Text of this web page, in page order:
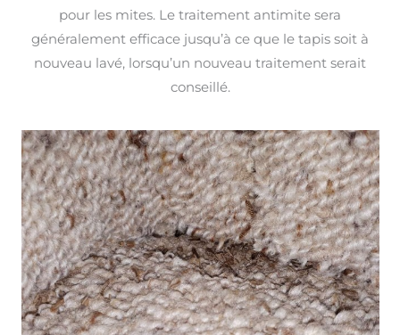
pour les mites. Le traitement antimite sera
généralement efficace jusqu’à ce que le tapis soit à
nouveau lavé, lorsqu’un nouveau traitement serait
conseillé.